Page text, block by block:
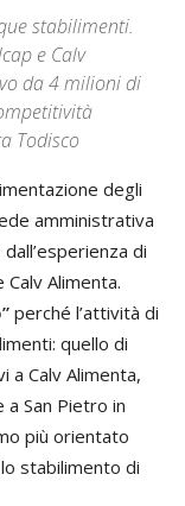
stabilimenti.
e Calv
da 4 milioni di
Todisco
degli
amministrativa
di
Alimenta.
perché l’attività di
quello di
a Calv Alimenta,
San Pietro in
più orientato
stabilimento di